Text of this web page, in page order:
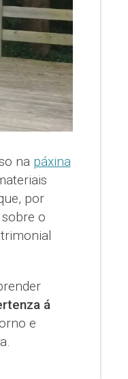
na páxina
por
o
á
e